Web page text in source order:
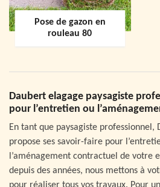
Pose de gazon en
rouleau 80
Daubert elagage paysagiste
pour l’entretien ou
En tant que paysagiste professionnel,
propose ses savoir-faire pour
l’aménagement contractuel de votre
depuis des années, nous mettons à